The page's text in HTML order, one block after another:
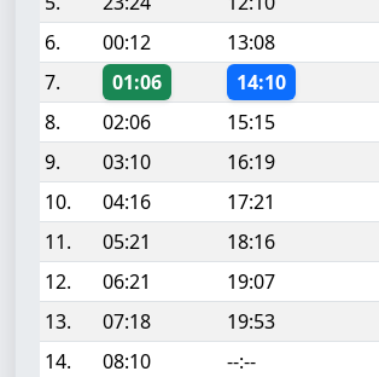
6.
00:12 13:08
7.
01:06 14:10
8.
02:06 15:15
9.
03:10 16:19
10.
04:16 17:21
11.
05:21 18:16
12.
06:21 19:07
13.
07:18 19:53
14.
08:10 --:--